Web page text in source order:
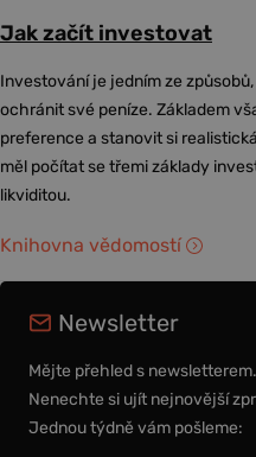
Jak začít investovat
Investování je jedním ze
ochránit své peníze. Základem
preference a stanovit si
měl počítat se třemi základy
likviditou.
Knihovna vědomostí
Newsletter
Mějte přehled s newsletterem.
Nenechte si ujít nejnovější
Jednou týdně vám pošleme: